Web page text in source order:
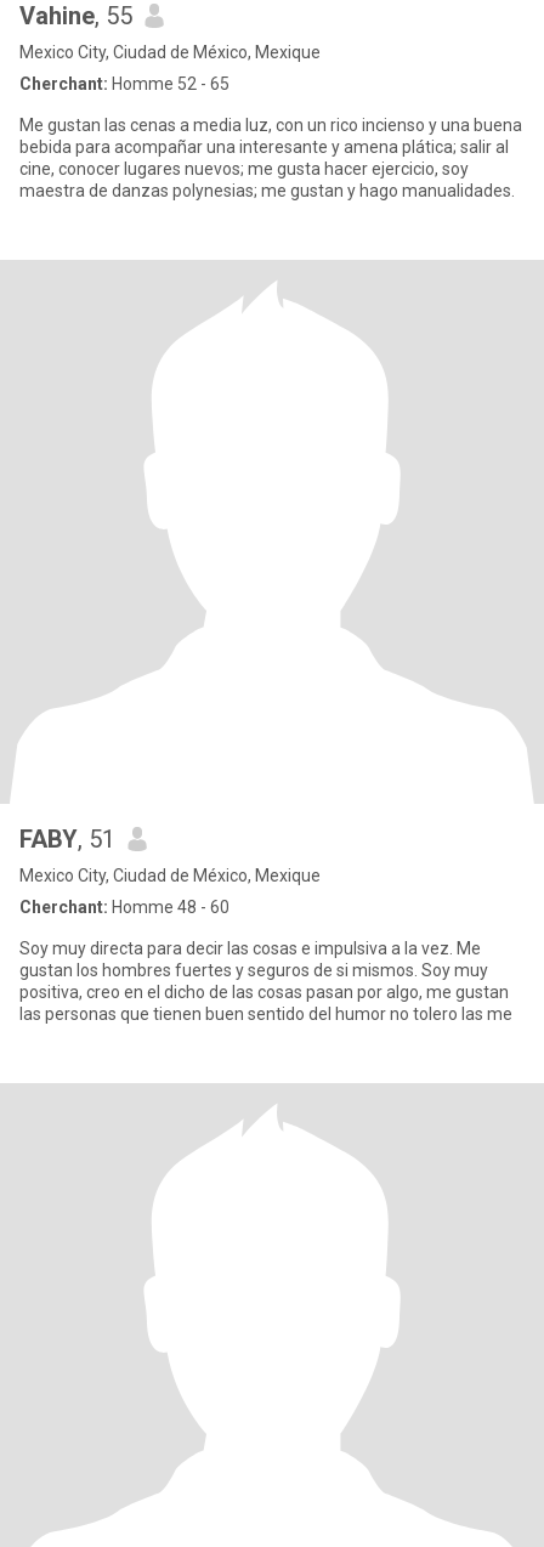
Vahine, 55
Mexico City, Ciudad de México, Mexique
Cherchant: Homme 52 - 65
Me gustan las cenas a media luz, con un rico incienso y una buena
bebida para acompañar una interesante y amena plática; salir al
cine, conocer lugares nuevos; me gusta hacer ejercicio, soy
maestra de danzas polynesias; me gustan y hago manualidades.
FABY, 51
Mexico City, Ciudad de México, Mexique
Cherchant: Homme 48 - 60
Soy muy directa para decir las cosas e impulsiva a la vez. Me
gustan los hombres fuertes y seguros de si mismos. Soy muy
positiva, creo en el dicho de las cosas pasan por algo, me gustan
las personas que tienen buen sentido del humor no tolero las me